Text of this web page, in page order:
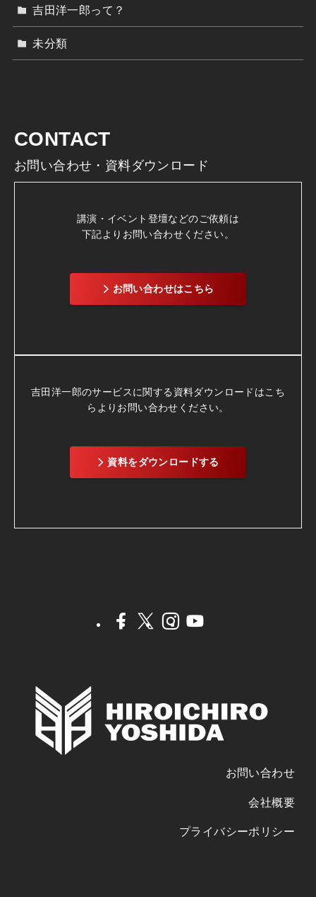
吉田洋一郎って？
未分類
CONTACT
お問い合わせ・資料ダウンロード
講演・イベント登壇などのご依頼は
下記よりお問い合わせください。
お問い合わせはこちら
吉田洋一郎のサービスに関する資料ダウンロードはこち
らよりお問い合わせください。
資料をダウンロードする
お問い合わせ
会社概要
プライバシーポリシー